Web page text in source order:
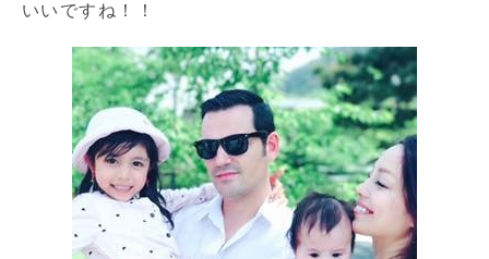
いいですね！！